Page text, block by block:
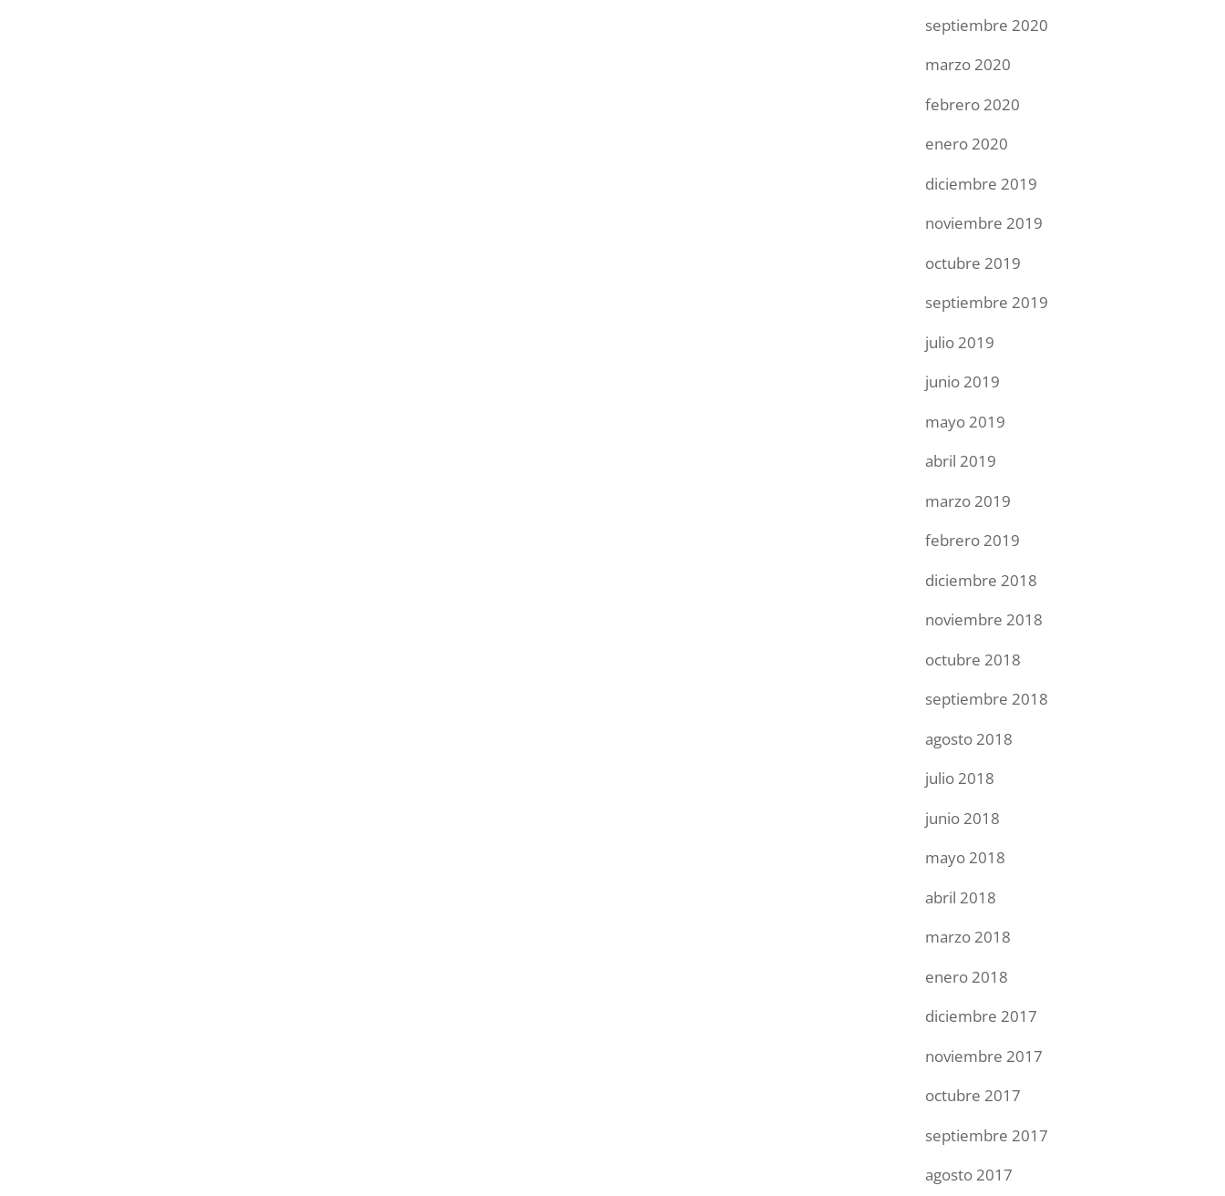
septiembre 2020
marzo 2020
febrero 2020
enero 2020
diciembre 2019
noviembre 2019
octubre 2019
septiembre 2019
julio 2019
junio 2019
mayo 2019
abril 2019
marzo 2019
febrero 2019
diciembre 2018
noviembre 2018
octubre 2018
septiembre 2018
agosto 2018
julio 2018
junio 2018
mayo 2018
abril 2018
marzo 2018
enero 2018
diciembre 2017
noviembre 2017
octubre 2017
septiembre 2017
agosto 2017